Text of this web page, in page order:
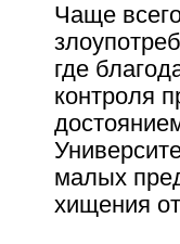
Чаще
где
контроля
малых
хищения